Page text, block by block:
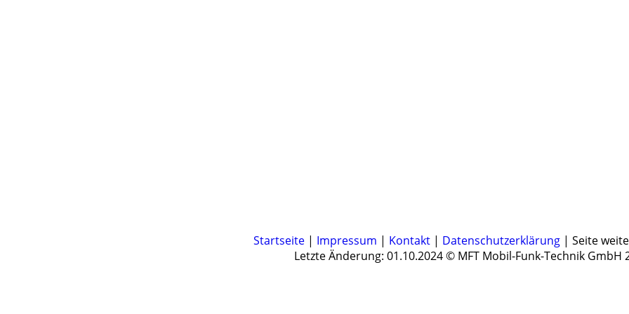
Startseite| Impressum | Kontakt| Datenschutzerklärung| Seite
Letzte Änderung: 01.10.2024 © MFT Mobil-Funk-Technik GmbH